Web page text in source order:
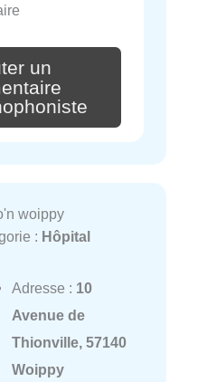
un
woippy
: Hôpital
Adresse : 10
Avenue de
Thionville, 57140
Woippy